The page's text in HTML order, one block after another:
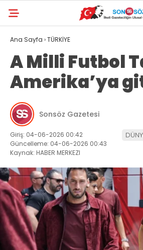
Ana Sayfa ›TÜRKİYE
A Milli Futbol
Amerika’ya
Sonsöz Gazetesi
Giriş: 04-06-2026 00:42
Güncelleme: 04-06-2026 00:43
Kaynak: HABER MERKEZI